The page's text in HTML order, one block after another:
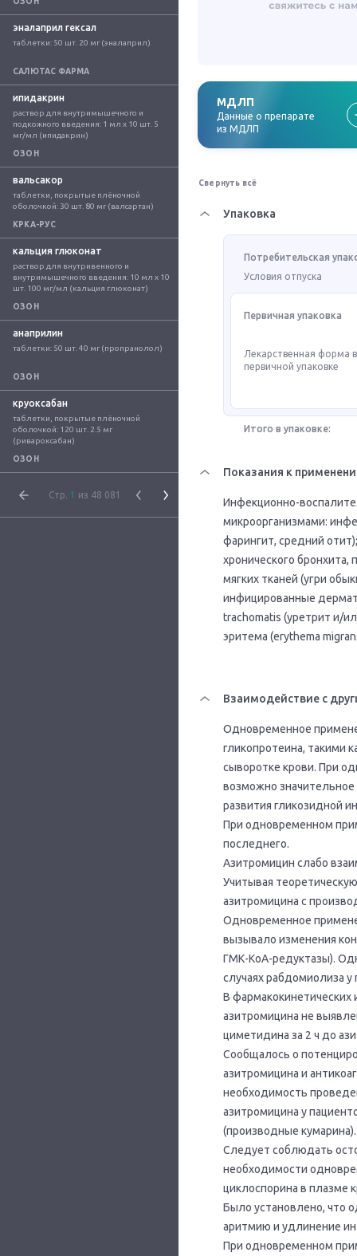
эналаприл гексал
таблетки: 50 шт. 20 мг (эналаприл)
САЛЮТАС ФАРМА
ипидакрин
раствор для внутримышечного и
подкожного введения: 1 мл x 10 шт. 5
мг/мл (ипидакрин)
ОЗОН
вальсакор
таблетки, покрытые плёночной
оболочкой: 30 шт. 80 мг (валсартан)
КРКА-РУС
кальция глюконат
раствор для внутривенного и
внутримышечного введения: 10 мл x 10
шт. 100 мг/мл (кальция глюконат)
ОЗОН
анаприлин
таблетки: 50 шт. 40 мг (пропранолол)
ОЗОН
круоксабан
таблетки, покрытые плёночной
оболочкой: 120 шт. 2.5 мг
(ривароксабан)
ОЗОН
Стр. 1 из 48 081
МДЛП
Данные о препарате
из МДЛП
Свернуть всё
Упаковка
Потребительская
Условия отпуска
Первичная упаковка
Лекарственная форма
первичной упаковке
Итого в упаковке:
Показания к
Инфекционно-
микроорганизмами:
фарингит, средний
хронического
мягких тканей (угри
инфицированные
trachomatis (уретрит и/
эритема (erythema
Взаимодействие с
Одновременное
гликопротеина, такими
сыворотке крови. При
возможно
развития гликозидной
При одновременном
последнего.
Азитромицин слабо
Учитывая
азитромицина с
Одновременное
вызывало изменения
ГМК-КоА-редуктазы).
случаях рабдомиолиза
В фармакокинетических
азитромицина не
циметидина за 2 ч до
Сообщалось о
азитромицина и
необходимость
азитромицина у
(производные кумарина).
Следует соблюдать
необходимости
циклоспорина в плазме
Было установлено, что
аритмию и удлинение
При одновременном